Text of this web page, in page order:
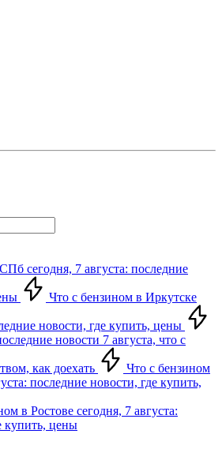
сегодня, 7 августа: последние
Что с бензином в Иркутске
новости, где купить, цены
новости 7 августа, что с
как доехать
Что с бензином
последние новости, где купить,
в Ростове сегодня, 7 августа:
купить, цены